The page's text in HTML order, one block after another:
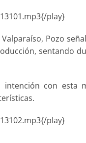
play}
Pozo
sentando
con esta
play}